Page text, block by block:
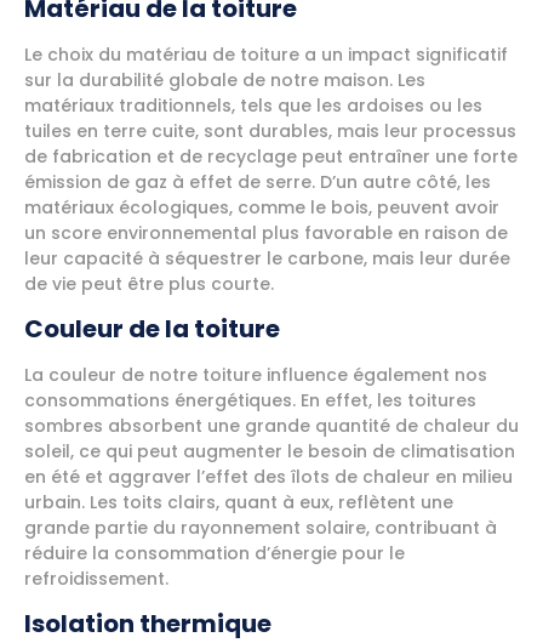
Matériau de la toiture
Le choix du matériau de toiture a un impact significatif
sur la durabilité globale de notre maison. Les
matériaux traditionnels, tels que les ardoises ou les
tuiles en terre cuite, sont durables, mais leur processus
de fabrication et de recyclage peut entraîner une forte
émission de gaz à effet de serre. D’un autre côté, les
matériaux écologiques, comme le bois, peuvent avoir
un score environnemental plus favorable en raison de
leur capacité à séquestrer le carbone, mais leur durée
de vie peut être plus courte.
Couleur de la toiture
La couleur de notre toiture influence également nos
consommations énergétiques. En effet, les toitures
sombres absorbent une grande quantité de chaleur du
soleil, ce qui peut augmenter le besoin de climatisation
en été et aggraver l’effet des îlots de chaleur en milieu
urbain. Les toits clairs, quant à eux, reflètent une
grande partie du rayonnement solaire, contribuant à
réduire la consommation d’énergie pour le
refroidissement.
Isolation thermique